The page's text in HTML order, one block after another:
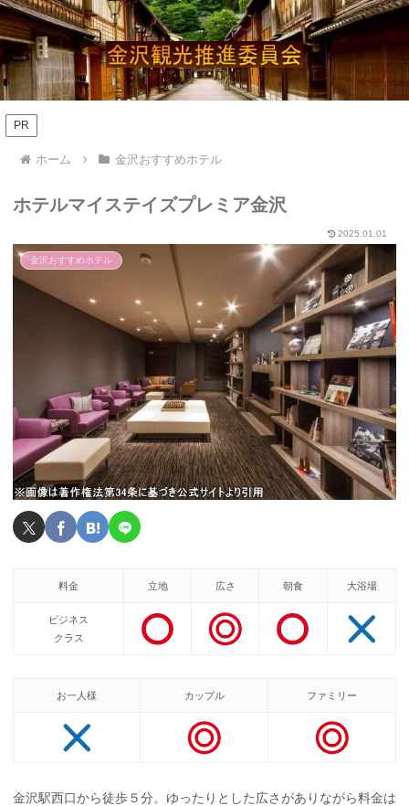
PR
ホーム 金沢おすすめホテル
ホテルマイステイズプレミア金沢
2025.01.01
金沢おすすめホテル
料金 立地 広さ 朝食 大浴場
ビジネス
クラス
お一人様 カップル ファミリー
金沢駅西口から徒歩５分。ゆったりとした広さがありながら料金は